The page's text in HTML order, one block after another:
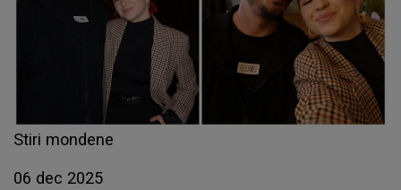
Stiri mondene
06 dec 2025